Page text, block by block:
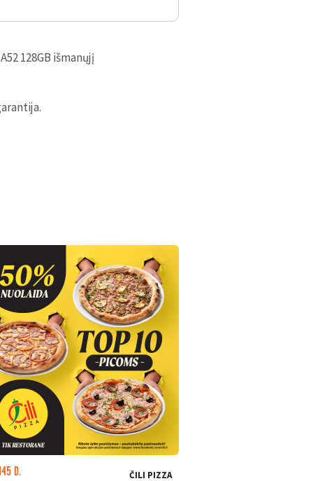
128GB išmanųjį
D.
ČILI PIZZA